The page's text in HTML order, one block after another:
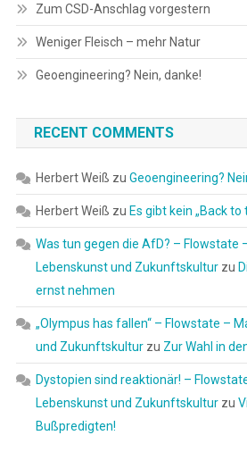
Zum CSD-Anschlag vorgestern
Weniger Fleisch – mehr Natur
Geoengineering? Nein, danke!
RECENT COMMENTS
Herbert Weiß zu Geoengineering?
Herbert Weiß zu Es gibt kein „Back to
Was tun gegen die AfD? – Flowstate
Lebenskunst und Zukunftskulturzu
ernst nehmen
„Olympus has fallen“ – Flowstate –
und Zukunftskulturzu Zur Wahl in
Dystopien sind reaktionär! –
Lebenskunst und Zukunftskulturzu
Bußpredigten!